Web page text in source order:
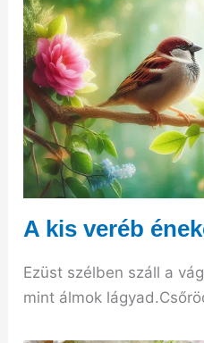
A kis veréb
Ezüst szélben száll a
mint álmok